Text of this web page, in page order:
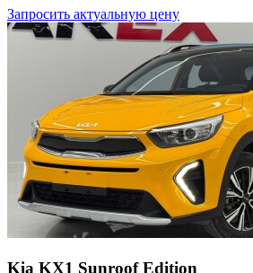
Запросить актуальную цену
Kia KX1 Sunroof Edition